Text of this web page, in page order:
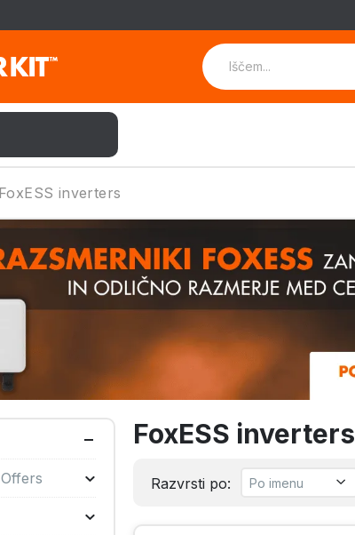
FoxESS inverters
FoxESS inverters
Razvrsti po: